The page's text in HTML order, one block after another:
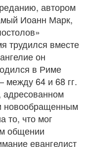
автором
Иоанн Марк,
трудился вместе
он
в Риме
между 64 и 68 гг.
адресованном
новообращенным
то, что мог
общении
евангелист